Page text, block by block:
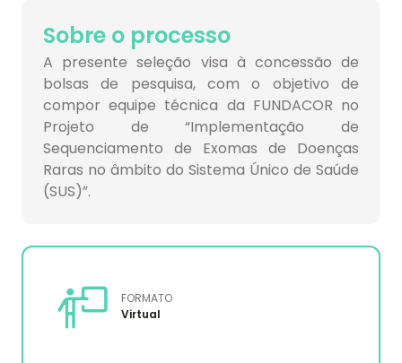
Sobre o processo
A presente seleção visa à concessão de
bolsas de pesquisa, com o objetivo de
compor equipe técnica da FUNDACOR no
Projeto de “Implementação de
Sequenciamento de Exomas de Doenças
Raras no âmbito do Sistema Único de Saúde
(SUS)”.
FORMATO
Virtual